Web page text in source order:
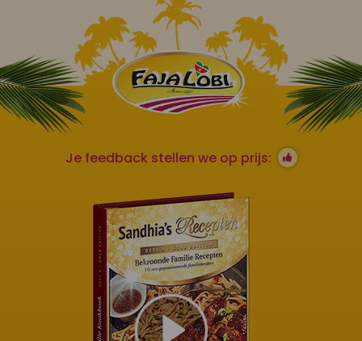
Je feedback stellen we op prijs: